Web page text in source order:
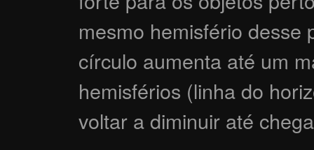
mesmo hemisfério desse
círculo aumenta até um
hemisférios (linha do
voltar a diminuir até